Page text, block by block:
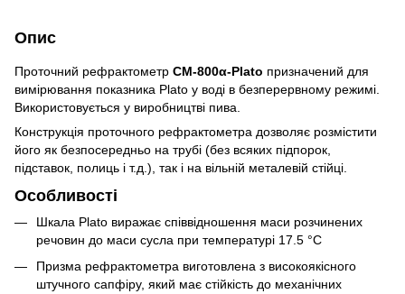
Опис
Проточний рефрактометр CM-800α-Plato призначений для
вимірювання показника Plato у воді в безперервному режимі.
Використовується у виробництві пива.
Конструкція проточного рефрактометра дозволяє розмістити
його як безпосередньо на трубі (без всяких підпорок,
підставок, полиць і т.д.), так і на вільній металевій стійці.
Особливості
Шкала Plato виражає співвідношення маси розчинених
речовин до маси сусла при температурі 17.5 °С
Призма рефрактометра виготовлена ​​з високоякісного
штучного сапфіру, який має стійкість до механічних